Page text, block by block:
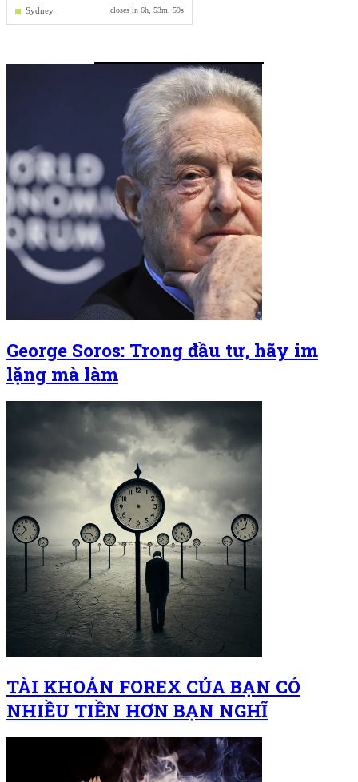
George Soros: Trong đầu tư, hãy im
lặng mà làm
TÀI KHOẢN FOREX CỦA BẠN CÓ
NHIỀU TIỀN HƠN BẠN NGHĨ